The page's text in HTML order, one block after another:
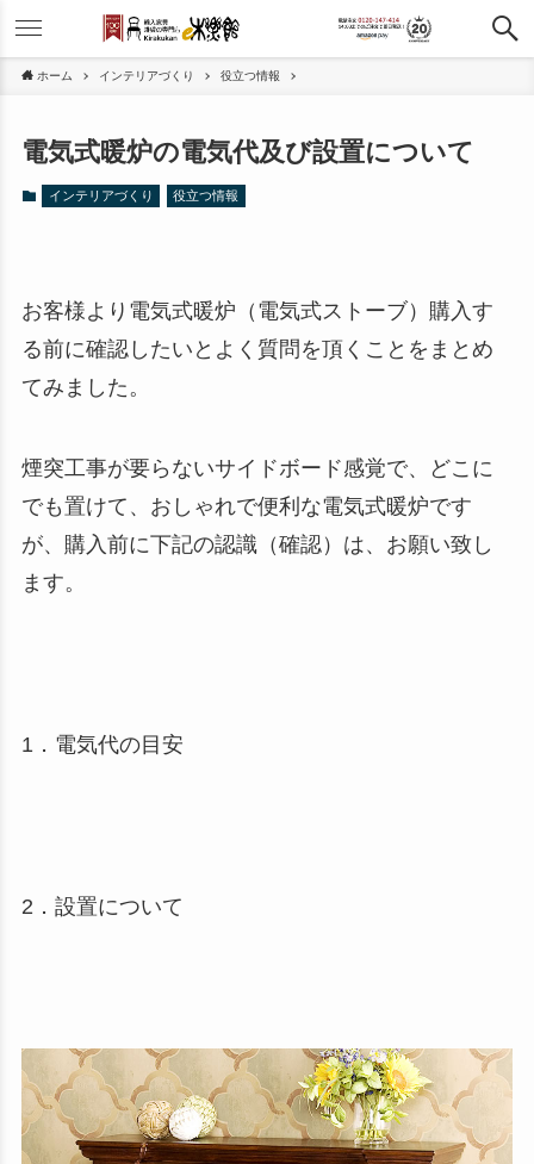
ホーム インテリアづくり 役立つ情報
電気式暖炉の電気代及び設置について
インテリアづくり 役立つ情報
お客様より電気式暖炉（電気式ストーブ）購入す
る前に確認したいとよく質問を頂くことをまとめ
てみました。
煙突工事が要らないサイドボード感覚で、どこに
でも置けて、おしゃれで便利な電気式暖炉です
が、購入前に下記の認識（確認）は、お願い致し
ます。
1．電気代の目安
2．設置について